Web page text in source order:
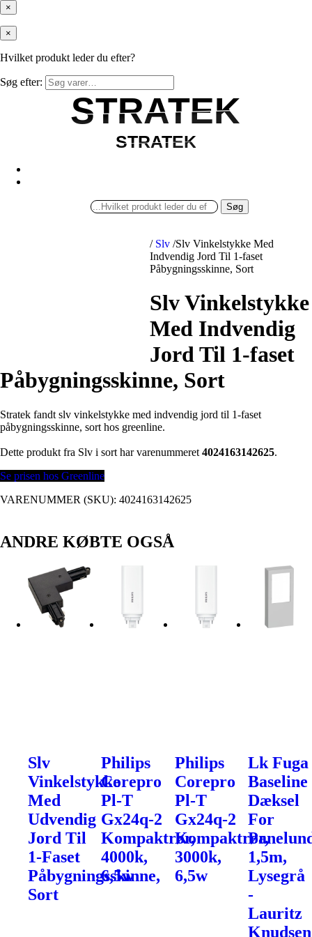
×
×
Hvilket produkt leder du efter?
Søg efter:
STRATEK
STRATEK
STRATEK
STRATEK
Søg
/ Slv /Slv Vinkelstykke Med
Indvendig Jord Til 1-faset
Påbygningsskinne, Sort
Slv Vinkelstykke
Med Indvendig
Jord Til 1-faset
Påbygningsskinne, Sort
Stratek fandt slv vinkelstykke med indvendig jord til 1-faset
påbygningsskinne, sort hos greenline.
Dette produkt fra Slv i sort har varenummeret 4024163142625.
Se prisen hos Greenline
VARENUMMER (SKU): 4024163142625
ANDRE KØBTE OGSÅ
Slv
Vinkelstykke
Med
Udvendig
Jord Til
1-Faset
Påbygningsskinne,
Sort
Philips
Corepro
Pl-T
Gx24q-2
Kompaktrør,
4000k,
6,5w
Philips
Corepro
Pl-T
Gx24q-2
Kompaktrør,
3000k,
6,5w
Lk Fuga
Baseline
Dæksel
For
1,5m,
Lysegrå
-
Lauritz
Knudsen